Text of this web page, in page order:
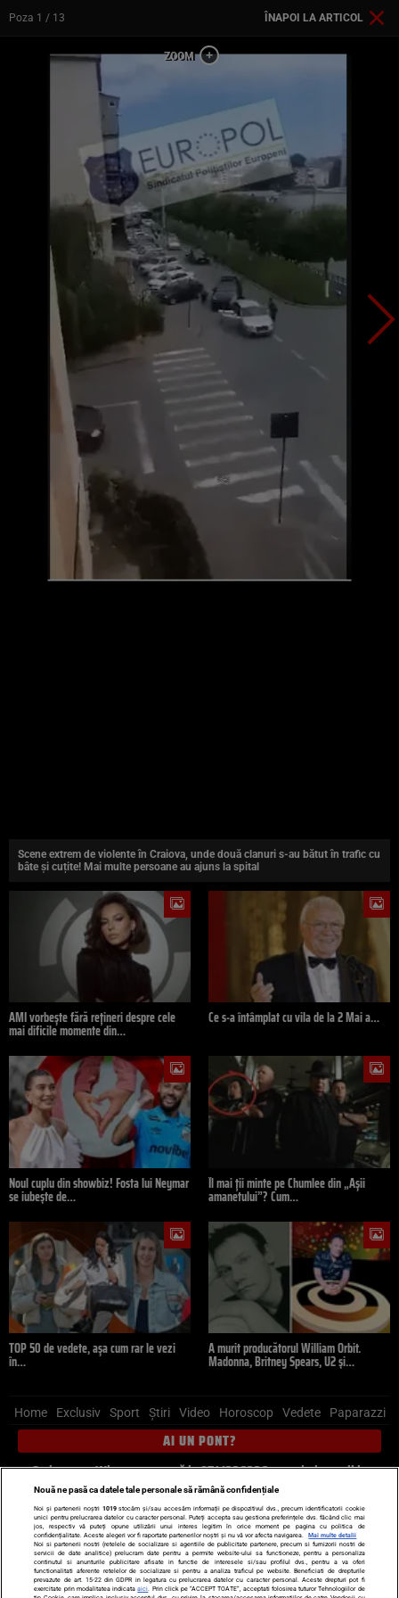
Poza 1 / 13 ÎNAPOI LA ARTICOL
Scene extrem de violente în Craiova, unde două clanuri s-au bătut în trafic cu
bâte și cuțite! Mai multe persoane au ajuns la spital
AMI vorbește fără rețineri despre cele
mai dificile momente din…
Ce s-a întâmplat cu vila de la 2 Mai a…
Noul cuplu din showbiz! Fosta lui Neymar
se iubește de…
Îl mai ții minte pe Chumlee din „Așii
amanetului”? Cum…
TOP 50 de vedete, așa cum rar le vezi
în…
A murit producătorul William Orbit.
Madonna, Britney Spears, U2 și…
Home Exclusiv Sport Știri Video Horoscop Vedete Paparazzi
AI UN PONT?
Scrie-ne pe Whatsapp, sună la 0741226226 sau trimite mail la
pont@cancan.ro
Știri interne Știri externe
Politică
Ultimele stiri
Diete Insula Iubirii Dictionar de vise
LIFE STYLE
Horoscop
Nouă ne pasă ca datele tale personale să rămână confidențiale
Noi și partenerii noștri 1019stocăm și/sau accesăm informații pe dispozitivul dvs., precum identificatorii cookie
unici pentru prelucrarea datelor cu caracter personal. Puteți accepta sau gestiona preferințele dvs. făcând clic mai
jos, respectiv vă puteți opune utilizării unui interes legitim în orice moment pe pagina cu politica de
confidențialitate. Aceste alegeri vor fi raportate partenerilor noștri și nu vă vor afecta navigarea.
Mai multe detalii
Noi si partenerii nostri (retelele de socializare si agentiile de publicitate partenere, precum si furnizorii nostri de
servicii de date analitice) prelucram date pentru a permite website-ului sa functioneze, pentru a personaliza
continutul si anunturile publicitare afisate in functie de interesele si/sau profilul dvs., pentru a va oferi
functionalitati aferente retelelor de socializare si pentru a analiza traficul pe website. Beneficiati de drepturile
prevazute de art. 15-22 din GDPR in legatura cu prelucrarea datelor cu caracter personal. Aceste drepturi pot fi
exercitate prin modalitatea indicataaici . Prin click pe “ACCEPT TOATE”, acceptati folosirea tuturor Tehnologiilor de